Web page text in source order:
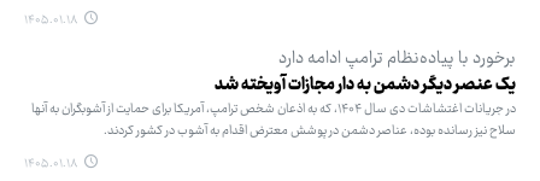
۱۴۰۵.۰۱.۱۸
برخورد با پیاده‌نظام ترامپ ادامه دارد
یک عنصر دیگر دشمن به دار مجازات آویخته شد
در جریانات اغتشاشات دی‌ سال ۱۴۰۴، که به اذعان شخص ترامپ، آمریکا برای حمایت از آشوبگران به آنها
سلاح نیز رسانده بوده، عناصر دشمن در پوشش معترض اقدام به آشوب در کشور کردند.
۱۴۰۵.۰۱.۱۸